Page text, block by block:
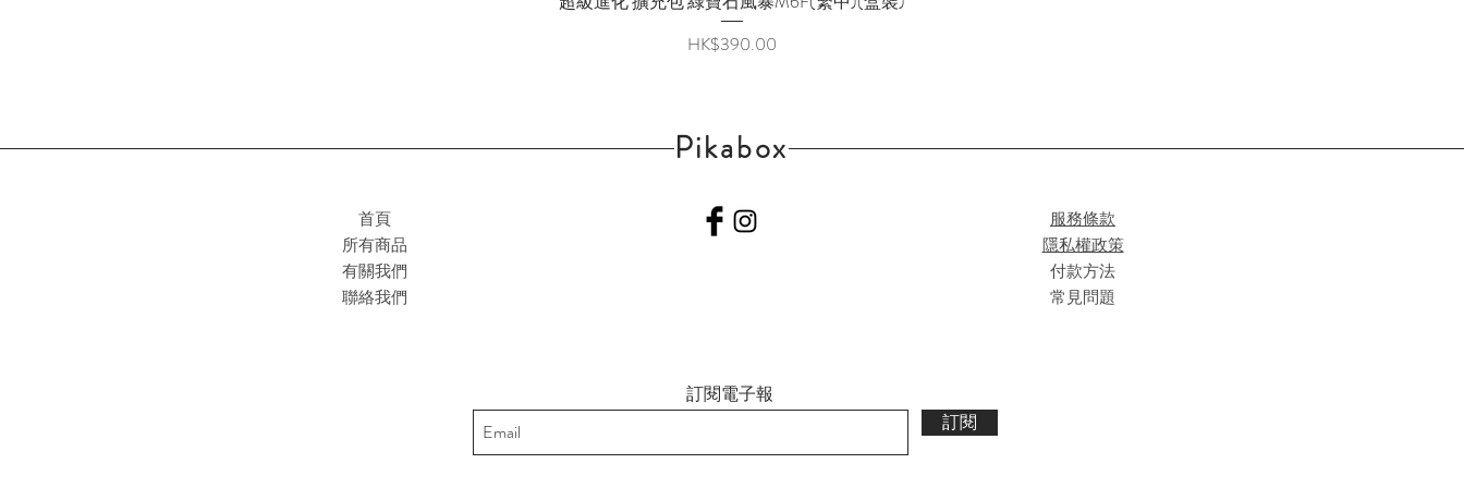
價格
HK$390.00
Pikabox
首頁
所有商品
有關我們
聯絡我們
服務條款
隱私權政策
付款方法
常見問題
訂閱電子報
訂閱